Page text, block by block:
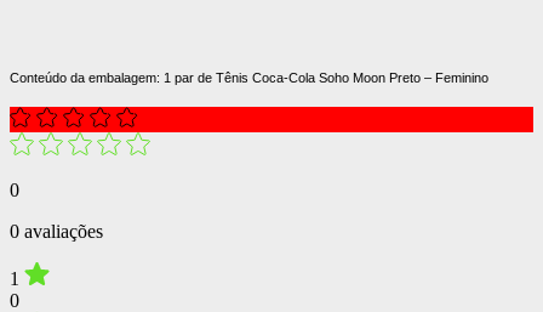
Conteúdo da embalagem: 1 par de Tênis Coca-Cola Soho Moon Preto – Feminino
0
0 avaliações
1
0